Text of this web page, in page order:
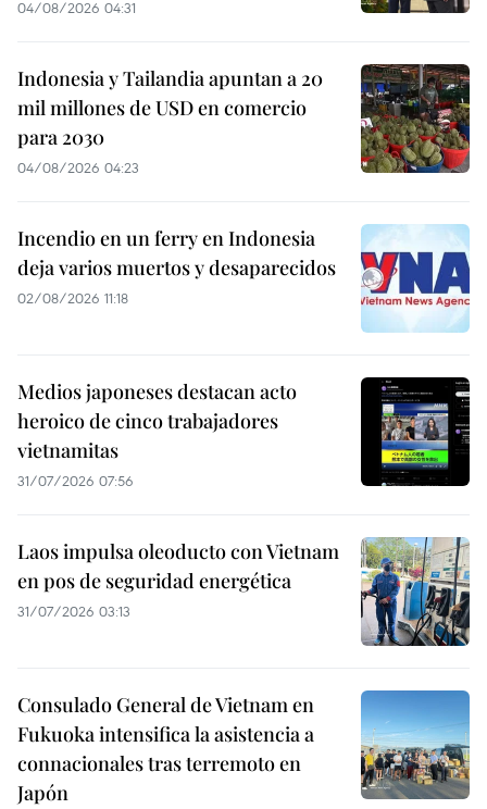
04/08/2026 04:31
Indonesia y Tailandia apuntan a 20
mil millones de USD en comercio
para 2030
04/08/2026 04:23
Incendio en un ferry en Indonesia
deja varios muertos y desaparecidos
02/08/2026 11:18
Medios japoneses destacan acto
heroico de cinco trabajadores
vietnamitas
31/07/2026 07:56
Laos impulsa oleoducto con Vietnam
en pos de seguridad energética
31/07/2026 03:13
Consulado General de Vietnam en
Fukuoka intensifica la asistencia a
connacionales tras terremoto en
Japón